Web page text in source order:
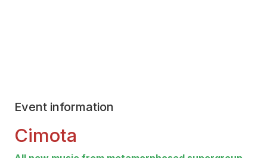
Event information
­Cimota­